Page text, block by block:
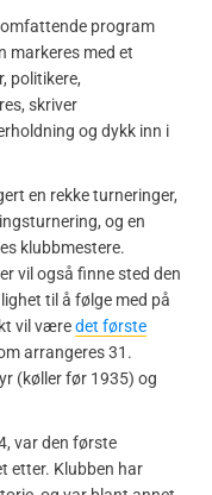
program
markeres med et
politikere,
skriver
og dykk inn i
en rekke turneringer,
og en
klubbmestere.
vil også finne sted den
til å følge med på
vil væredet første
arrangeres 31.
(køller før 1935) og
var den første
etter. Klubben har